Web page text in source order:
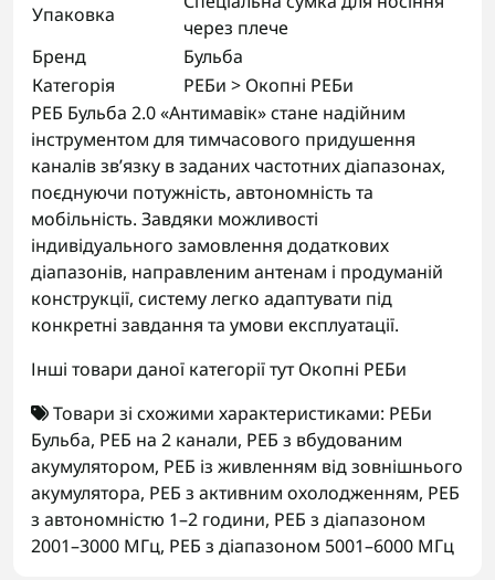
Упаковка
через плече
Бренд
Бульба
Категорія
РЕБи > Окопні РЕБи
РЕБ Бульба 2.0 «Антимавік» стане надійним
інструментом для тимчасового придушення
каналів зв’язку в заданих частотних діапазонах,
поєднуючи потужність, автономність та
мобільність. Завдяки можливості
індивідуального замовлення додаткових
діапазонів, направленим антенам і продуманій
конструкції, систему легко адаптувати під
конкретні завдання та умови експлуатації.
Інші товари даної категорії тутОкопні РЕБи
Товари зі схожими характеристиками: РЕБи
Бульба, РЕБ на 2 канали, РЕБ з вбудованим
акумулятором, РЕБ із живленням від зовнішнього
акумулятора, РЕБ з активним охолодженням, РЕБ
з автономністю 1–2 години, РЕБ з діапазоном
2001–3000 МГц, РЕБ з діапазоном 5001–6000 МГц